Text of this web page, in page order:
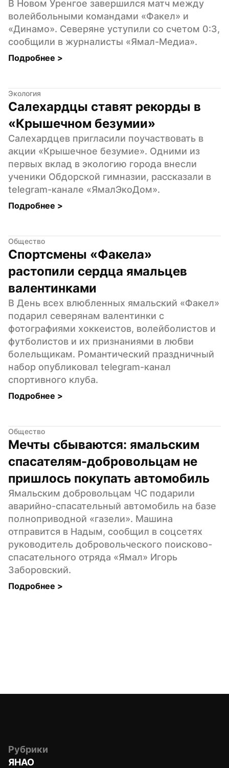
В Новом Уренгое завершился матч между
волейбольными командами «Факел» и
«Динамо». Северяне уступили со счетом 0:3,
сообщили в журналисты «Ямал-Медиа».
Подробнее >
Экология
Салехардцы ставят рекорды в
«Крышечном безумии»
Салехардцев пригласили поучаствовать в
акции «Крышечное безумие». Одними из
первых вклад в экологию города внесли
ученики Обдорской гимназии, рассказали в
telegram-канале «ЯмалЭкоДом».
Подробнее >
Общество
Спортсмены «Факела»
растопили сердца ямальцев
валентинками
В День всех влюбленных ямальский «Факел»
подарил северянам валентинки с
фотографиями хоккеистов, волейболистов и
футболистов и их признаниями в любви
болельщикам. Романтический праздничный
набор опубликовал telegram-канал
спортивного клуба.
Подробнее >
Общество
Мечты сбываются: ямальским
спасателям-добровольцам не
пришлось покупать автомобиль
Ямальским добровольцам ЧС подарили
аварийно-спасательный автомобиль на базе
полноприводной «газели». Машина
отправится в Надым, сообщил в соцсетях
руководитель добровольческого поисково-
спасательного отряда «Ямал» Игорь
Заборовский.
Подробнее >
Рубрики
ЯНАО